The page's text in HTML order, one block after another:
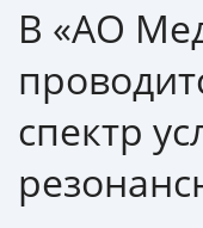
В «АО
спектр